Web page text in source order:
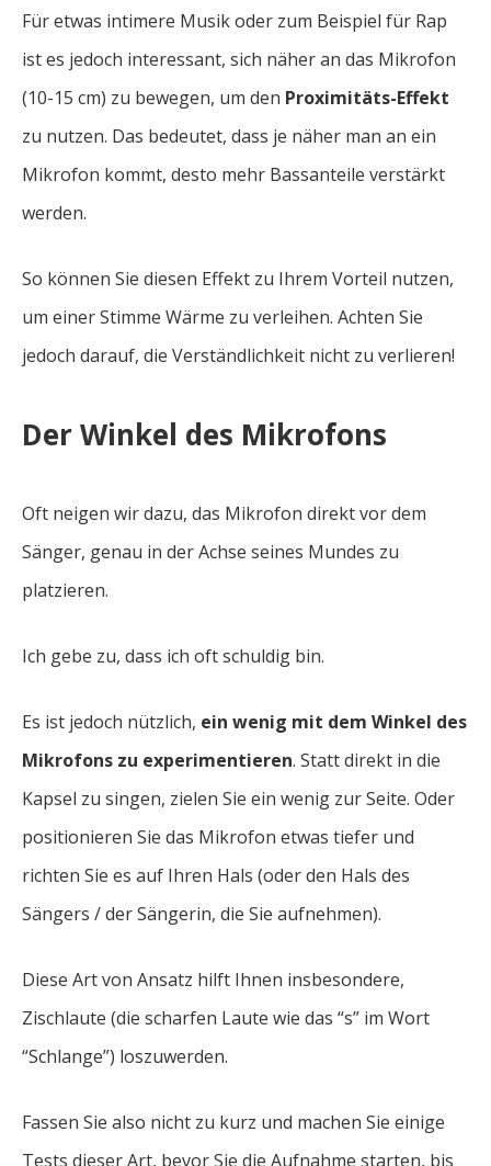
Für etwas intimere Musik oder zum Beispiel für Rap
ist es jedoch interessant, sich näher an das Mikrofon
(10-15 cm) zu bewegen, um den Proximitäts-Effekt
zu nutzen. Das bedeutet, dass je näher man an ein
Mikrofon kommt, desto mehr Bassanteile verstärkt
werden.
So können Sie diesen Effekt zu Ihrem Vorteil nutzen,
um einer Stimme Wärme zu verleihen. Achten Sie
jedoch darauf, die Verständlichkeit nicht zu verlieren!
Der Winkel des Mikrofons
Oft neigen wir dazu, das Mikrofon direkt vor dem
Sänger, genau in der Achse seines Mundes zu
platzieren.
Ich gebe zu, dass ich oft schuldig bin.
Es ist jedoch nützlich, ein wenig mit dem Winkel des
Mikrofons zu experimentieren. Statt direkt in die
Kapsel zu singen, zielen Sie ein wenig zur Seite. Oder
positionieren Sie das Mikrofon etwas tiefer und
richten Sie es auf Ihren Hals (oder den Hals des
Sängers / der Sängerin, die Sie aufnehmen).
Diese Art von Ansatz hilft Ihnen insbesondere,
Zischlaute (die scharfen Laute wie das “s” im Wort
“Schlange”) loszuwerden.
Fassen Sie also nicht zu kurz und machen Sie einige
Tests dieser Art, bevor Sie die Aufnahme starten, bis